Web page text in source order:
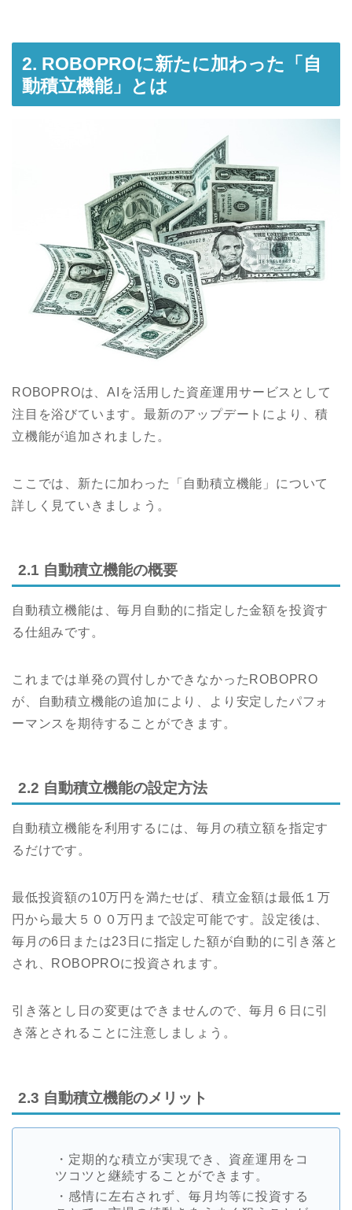
2. ROBOPROに新たに加わった「自
動積立機能」とは
ROBOPROは、AIを活用した資産運用サービスとして
注目を浴びています。最新のアップデートにより、積
立機能が追加されました。
ここでは、新たに加わった「自動積立機能」について
詳しく見ていきましょう。
2.1 自動積立機能の概要
自動積立機能は、毎月自動的に指定した金額を投資す
る仕組みです。
これまでは単発の買付しかできなかったROBOPRO
が、自動積立機能の追加により、より安定したパフォ
ーマンスを期待することができます。
2.2 自動積立機能の設定方法
自動積立機能を利用するには、毎月の積立額を指定す
るだけです。
最低投資額の10万円を満たせば、積立金額は最低１万
円から最大５００万円まで設定可能です。設定後は、
毎月の6日または23日に指定した額が自動的に引き落と
され、ROBOPROに投資されます。
引き落とし日の変更はできませんので、毎月６日に引
き落とされることに注意しましょう。
2.3 自動積立機能のメリット
・定期的な積立が実現でき、資産運用をコ
ツコツと継続することができます。
・感情に左右されず、毎月均等に投資する